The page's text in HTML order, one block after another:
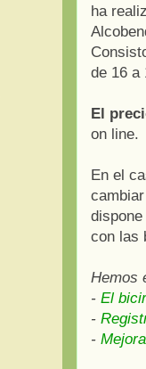
ha
de 16 a
El
on line.
En el
con las
Hemos
- El
-
-